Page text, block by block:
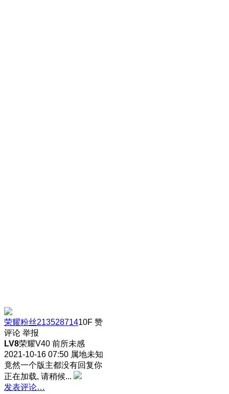
荣耀粉丝21352871410F 赞
评论 举报
LV8荣耀V40 前所未感
2021-10-16 07:50 属地未知
竟然一个版主都没有回复你
正在加载, 请稍候...
发表评论…